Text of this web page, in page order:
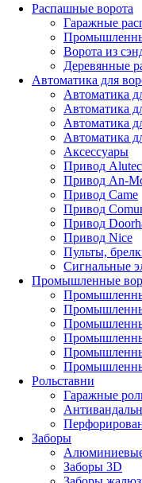
Распашные ворота
Гаражные
Ворота из
Деревянные
Автоматика для
Автоматика
Автоматика
Автоматика
Автоматика
Аксессуары
Привод
Привод An-
Привод Came
Привод
Привод
Привод Nice
Пульты,
Сигнальные
Промышленные
Рольставни
Гаражные
Заборы
Заборы 3D